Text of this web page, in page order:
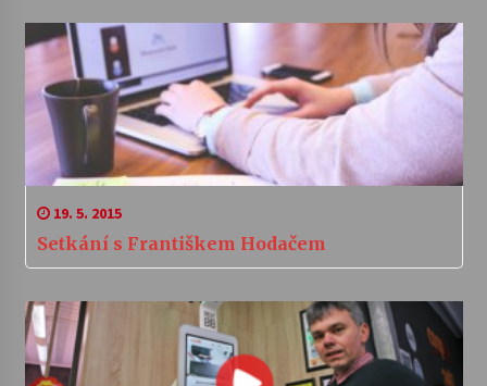
19. 5. 2015
Setkání s Františkem Hodačem